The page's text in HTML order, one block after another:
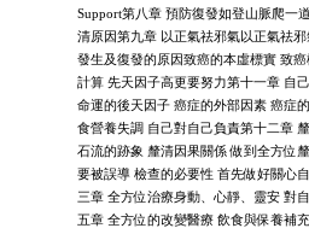
Support第八章 預防復發如登山脈爬一
清原因第九章 以正氣祛邪氣以正氣祛
發生及復發的原因致癌的本虛標實 致
計算 先天因子高更要努力第十一章 自
命運的後天因子 癌症的外部因素 癌症
食營養失調 自己對自己負責第十二章
石流的跡象 釐清因果關係 做到全方位
要被誤導 檢查的必要性 首先做好關心
三章 全方位治療身動、心靜、靈安 對
五章 全方位的改變醫療 飲食與保養補